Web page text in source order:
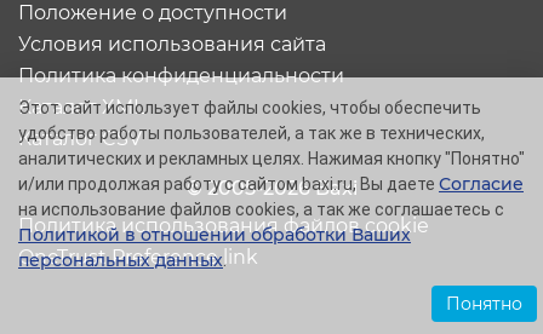
© 2005-2026 Baxi
Положение о доступности
Условия использования сайта
Политика конфиденциальности
Каталог XML
Каталог CSV
Политика использования файлов cookie
OneTrust Preference link
Этот сайт использует файлы cookies, чтобы обеспечить
удобство работы пользователей, а так же в технических,
аналитических и рекламных целях. Нажимая кнопку "Понятно"
и/или продолжая работу с сайтом baxi.ru, Вы даете Согласие
на использование файлов cookies, а так же соглашаетесь с
Политикой в отношении обработки Ваших
персональных данных.
Понятно